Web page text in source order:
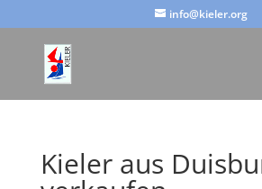
info@kieler.org
Kieler aus